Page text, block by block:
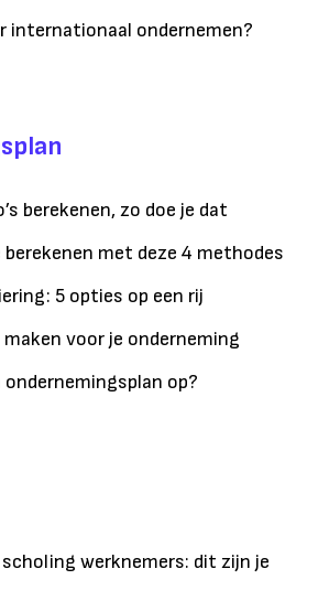
internationaal ondernemen?
berekenen, zo doe je dat
berekenen met deze 4 methodes
5 opties op een rij
maken voor je onderneming
op?
werknemers: dit zijn je